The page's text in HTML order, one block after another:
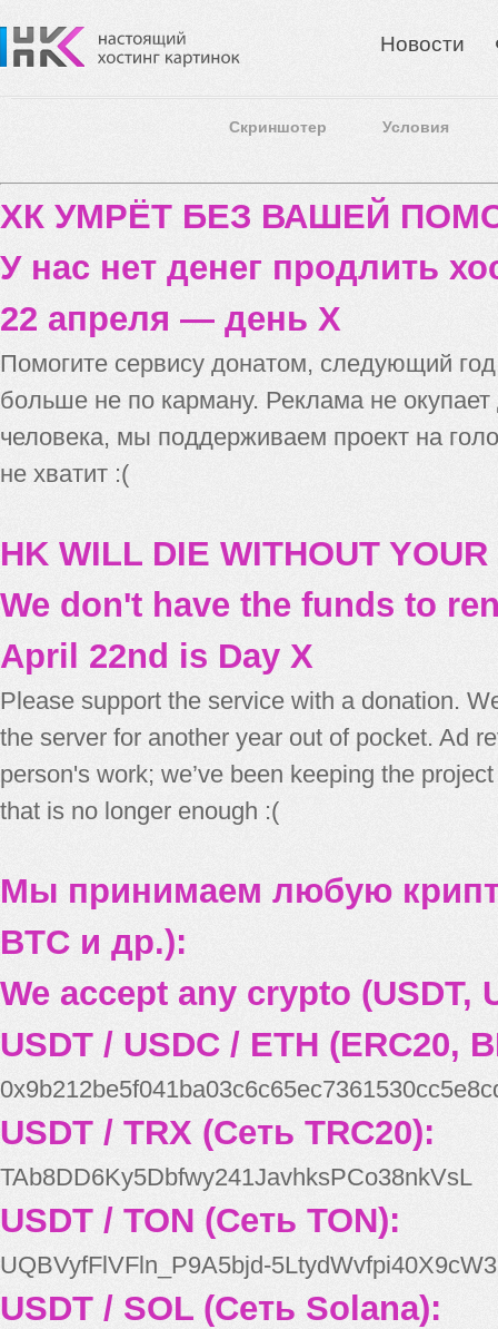
Новости
Скриншотер Условия
ХК УМРЁТ БЕЗ ВАШЕЙ
У нас нет денег продлить
22 апреля — день X
Помогите сервису донатом, следующий
больше не по карману. Реклама не
человека, мы поддерживаем проект на
не хватит :(
HK WILL DIE WITHOUT
We don't have the funds to
April 22nd is Day X
Please support the service with a donation.
the server for another year out of pocket. Ad
person's work; we’ve been keeping the
that is no longer enough :(
Мы принимаем любую
BTC и др.):
We accept any crypto (USDT,
USDT / USDC / ETH (ERC20,
USDT / TRX (Сеть TRC20):
TAb8DD6Ky5Dbfwy241JavhksPCo38nkVsL
USDT / TON (Сеть TON):
UQBVyfFlVFln_P9A5bjd-
USDT / SOL (Сеть Solana):